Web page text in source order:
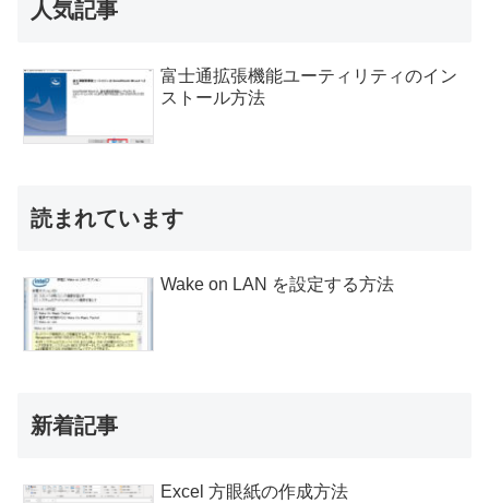
人気記事
富士通拡張機能ユーティリティのイン
ストール方法
読まれています
Wake on LAN を設定する方法
新着記事
Excel 方眼紙の作成方法